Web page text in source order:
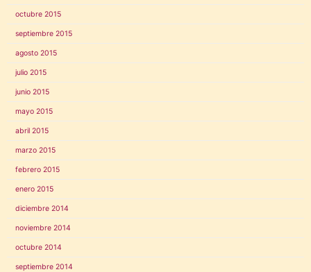
octubre 2015
septiembre 2015
agosto 2015
julio 2015
junio 2015
mayo 2015
abril 2015
marzo 2015
febrero 2015
enero 2015
diciembre 2014
noviembre 2014
octubre 2014
septiembre 2014